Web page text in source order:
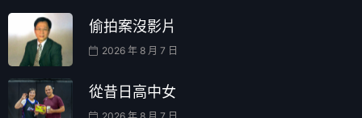
偷拍案沒影片
2026 年 8 月 7 日
從昔日高中女